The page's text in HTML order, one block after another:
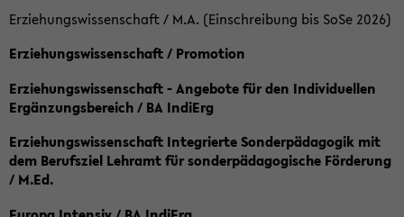
Erziehungswissenschaft / M.A. (Einschreibung bis SoSe 2026)
Erziehungswissenschaft / Promotion
Erziehungswissenschaft - Angebote für den Individuellen
Ergänzungsbereich / BA IndiErg
Erziehungswissenschaft Integrierte Sonderpädagogik mit
dem Berufsziel Lehramt für sonderpädagogische Förderung
/ M.Ed.